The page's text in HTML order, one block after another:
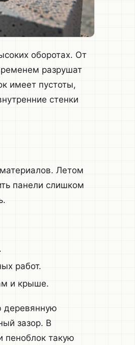
оборотах. От
разрушат
имеет пустоты,
стенки
Летом
панели слишком
работ.
и крыше.
деревянную
зазор. В
пеноблок такую